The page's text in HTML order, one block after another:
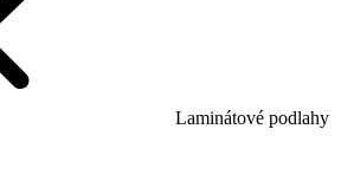
Laminátové podlahy